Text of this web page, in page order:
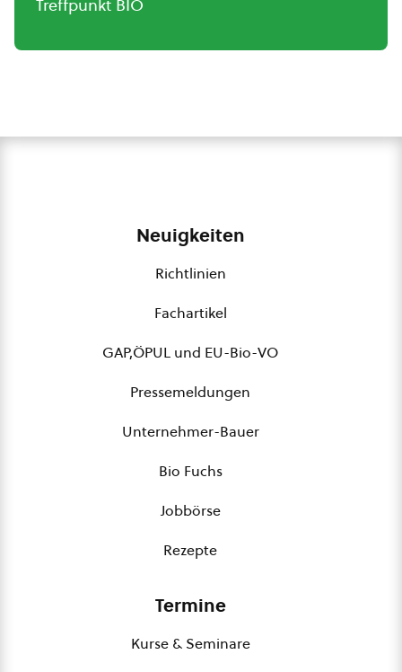
Treffpunkt BIO
Neuigkeiten
Richtlinien
Fachartikel
GAP,ÖPUL und EU-Bio-VO
Pressemeldungen
Unternehmer-Bauer
Bio Fuchs
Jobbörse
Rezepte
Termine
Kurse & Seminare